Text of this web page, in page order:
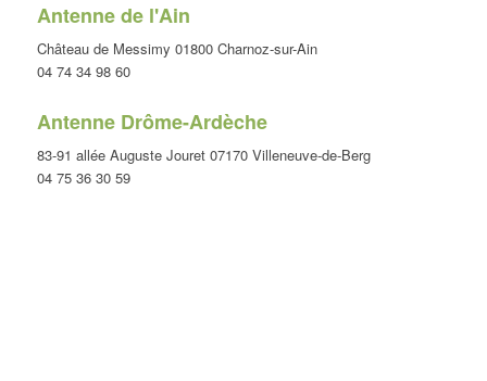
Antenne de l'Ain
Château de Messimy 01800 Charnoz-sur-Ain
04 74 34 98 60
Antenne Drôme-Ardèche
83-91 allée Auguste Jouret 07170 Villeneuve-de-Berg
04 75 36 30 59